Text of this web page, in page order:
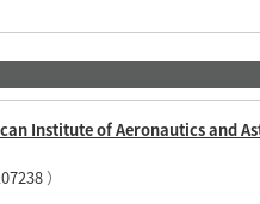
Institute of Aeronautics and
）